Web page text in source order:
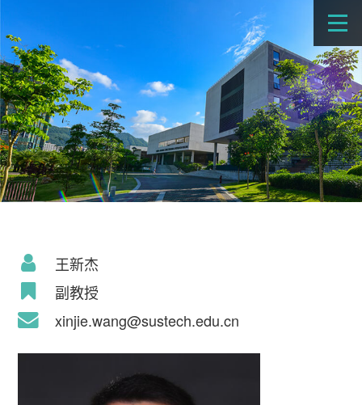
王新杰
副教授
xinjie.wang@sustech.edu.cn